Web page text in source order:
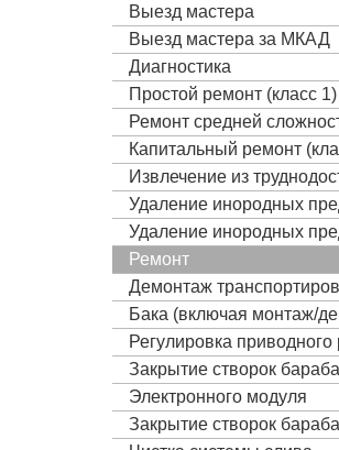
Выезд мастера
Выезд мастера за МКАД
Диагностика
Простой ремонт (класс 1)
Ремонт средней
Капитальный ремонт
Извлечение из
Удаление инородных
Удаление инородных
Ремонт
Демонтаж
Бака (включая монтаж/
Регулировка
Закрытие створок
Электронного модуля
Закрытие створок